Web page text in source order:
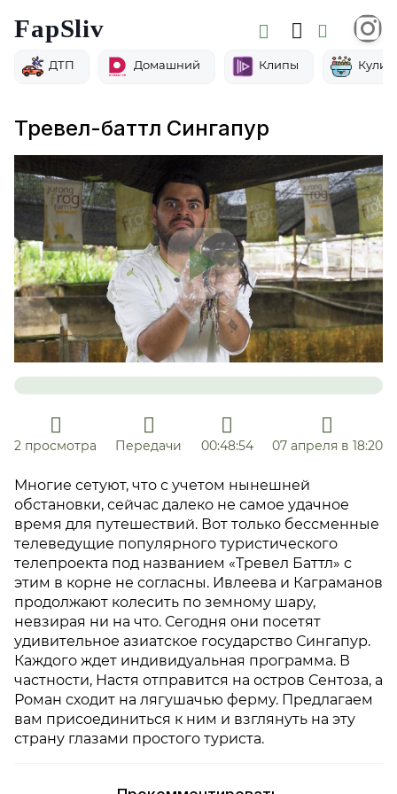
FapSliv
ДТП Домашний Клипы
Тревел-баттл Сингапур
2 просмотра Передачи 00:48:54 07 апреля в 18:20
Многие сетуют, что с учетом нынешней
обстановки, сейчас далеко не самое удачное
время для путешествий. Вот только бессменные
телеведущие популярного туристического
телепроекта под названием «Тревел Баттл» с
этим в корне не согласны. Ивлеева и Каграманов
продолжают колесить по земному шару,
невзирая ни на что. Сегодня они посетят
удивительное азиатское государство Сингапур.
Каждого ждет индивидуальная программа. В
частности, Настя отправится на остров Сентоза, а
Роман сходит на лягушачью ферму. Предлагаем
вам присоединиться к ним и взглянуть на эту
страну глазами простого туриста.